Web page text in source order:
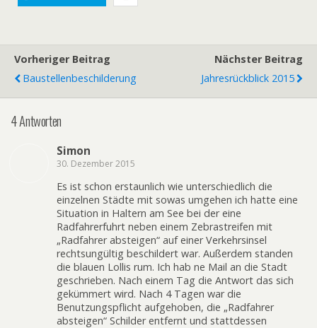
Vorheriger Beitrag
Baustellenbeschilderung
Nächster Beitrag
Jahresrückblick 2015
4 Antworten
Simon
30. Dezember 2015
Es ist schon erstaunlich wie unterschiedlich die
einzelnen Städte mit sowas umgehen ich hatte eine
Situation in Haltern am See bei der eine
Radfahrerfuhrt neben einem Zebrastreifen mit
„Radfahrer absteigen“ auf einer Verkehrsinsel
rechtsungültig beschildert war. Außerdem standen
die blauen Lollis rum. Ich hab ne Mail an die Stadt
geschrieben. Nach einem Tag die Antwort das sich
gekümmert wird. Nach 4 Tagen war die
Benutzungspflicht aufgehoben, die „Radfahrer
absteigen“ Schilder entfernt und stattdessen